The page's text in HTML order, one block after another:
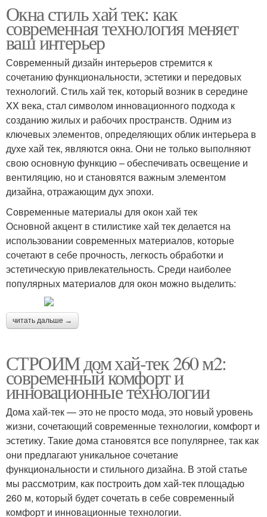
Окна стиль хай тек: как
современная технология меняет
ваш интерьер
Современный дизайн интерьеров стремится к
сочетанию функциональности, эстетики и передовых
технологий. Стиль хай тек, который возник в середине
XX века, стал символом инновационного подхода к
созданию жилых и рабочих пространств. Одним из
ключевых элементов, определяющих облик интерьера в
духе хай тек, являются окна. Они не только выполняют
свою основную функцию – обеспечивать освещение и
вентиляцию, но и становятся важным элементом
дизайна, отражающим дух эпохи.
Современные материалы для окон хай тек
Основной акцент в стилистике хай тек делается на
использовании современных материалов, которые
сочетают в себе прочность, легкость обработки и
эстетическую привлекательность. Среди наиболее
популярных материалов для окон можно выделить:
читать дальше →
СТРОИМ дом хай-тек 260 м2:
современный комфорт и
инновационные технологии
Дома хай-тек — это не просто мода, это новый уровень
жизни, сочетающий современные технологии, комфорт и
эстетику. Такие дома становятся все популярнее, так как
они предлагают уникальное сочетание
функциональности и стильного дизайна. В этой статье
мы рассмотрим, как построить дом хай-тек площадью
260 м, который будет сочетать в себе современный
комфорт и инновационные технологии.